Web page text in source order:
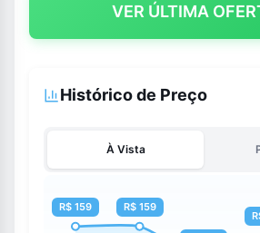
VER ÚLTIMA
Histórico de Preço
À Vista